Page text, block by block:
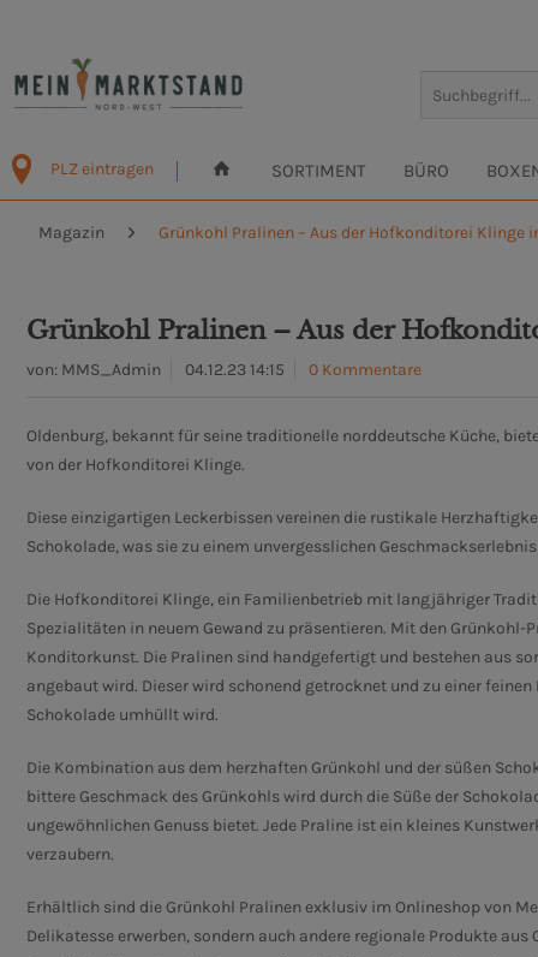
PLZ eintragen SORTIMENT BÜRO
Magazin Grünkohl Pralinen – Aus der Hofkonditorei Klinge
Grünkohl Pralinen – Aus der
von: MMS_Admin 04.12.23 14:15 0 Kommentare
Oldenburg, bekannt für seine traditionelle norddeutsche Küche,
von der Hofkonditorei Klinge.
Diese einzigartigen Leckerbissen vereinen die rustikale
Schokolade, was sie zu einem unvergesslichen
Die Hofkonditorei Klinge, ein Familienbetrieb mit langjähriger
Spezialitäten in neuem Gewand zu präsentieren. Mit den Grünkohl-
Konditorkunst. Die Pralinen sind handgefertigt und bestehen aus
angebaut wird. Dieser wird schonend getrocknet und zu einer
Schokolade umhüllt wird.
Die Kombination aus dem herzhaften Grünkohl und der süßen
bittere Geschmack des Grünkohls wird durch die Süße der
ungewöhnlichen Genuss bietet. Jede Praline ist ein kleines
verzaubern.
Erhältlich sind die Grünkohl Pralinen exklusiv im Onlineshop von
Delikatesse erwerben, sondern auch andere regionale Produkte aus